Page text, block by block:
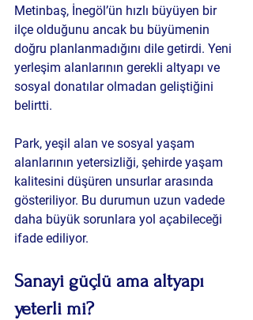
Metinbaş, İnegöl’ün hızlı büyüyen bir
ilçe olduğunu ancak bu büyümenin
doğru planlanmadığını dile getirdi. Yeni
yerleşim alanlarının gerekli altyapı ve
sosyal donatılar olmadan geliştiğini
belirtti.
Park, yeşil alan ve sosyal yaşam
alanlarının yetersizliği, şehirde yaşam
kalitesini düşüren unsurlar arasında
gösteriliyor. Bu durumun uzun vadede
daha büyük sorunlara yol açabileceği
ifade ediliyor.
Sanayi güçlü ama altyapı
yeterli mi?